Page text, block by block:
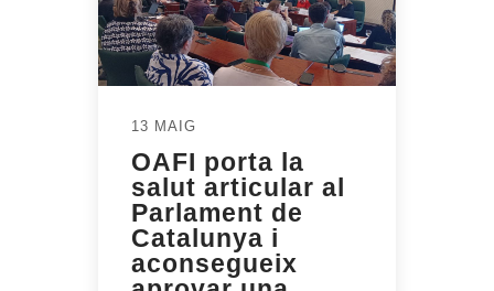
13 MAIG
OAFI porta la
salut articular al
Parlament de
Catalunya i
aconsegueix